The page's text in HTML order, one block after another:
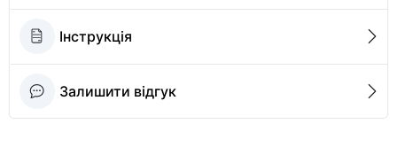
Інструкція
Залишити відгук